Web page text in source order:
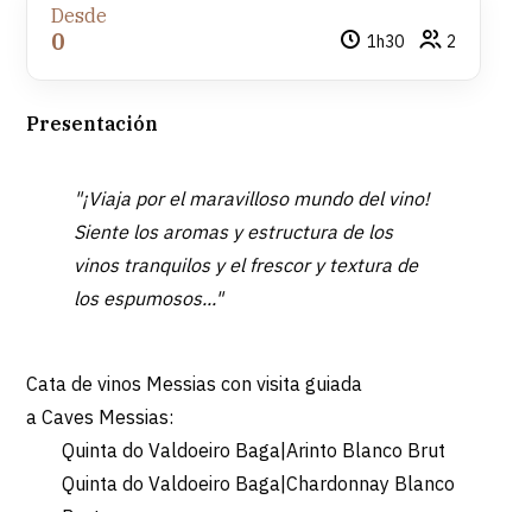
Desde
0 1h30 2
Presentación
"¡Viaja por el maravilloso mundo del vino!
Siente los aromas y estructura de los
vinos tranquilos y el frescor y textura de
los espumosos..."
Cata de vinos Messias con visita guiada
a Caves Messias:
Quinta do Valdoeiro Baga|Arinto Blanco Brut
Quinta do Valdoeiro Baga|Chardonnay Blanco